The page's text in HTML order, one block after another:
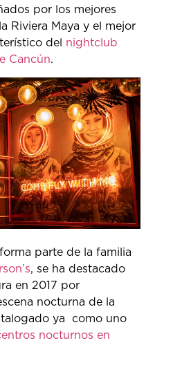
por los mejores
Riviera Maya y el mejor
del nightclub
Cancún.
parte de la familia
, se ha destacado
en 2017 por
nocturna de la
ya como uno
nocturnos en